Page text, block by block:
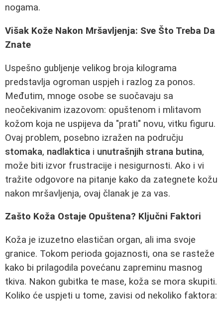
nogama.
Višak Kože Nakon Mršavljenja: Sve Što Treba Da
Znate
Uspešno gubljenje velikog broja kilograma
predstavlja ogroman uspjeh i razlog za ponos.
Međutim, mnoge osobe se suočavaju sa
neočekivanim izazovom: opuštenom i mlitavom
kožom koja ne uspijeva da "prati" novu, vitku figuru.
Ovaj problem, posebno izražen na području
stomaka, nadlaktica i unutrašnjih strana butina,
može biti izvor frustracije i nesigurnosti. Ako i vi
tražite odgovore na pitanje kako da zategnete kožu
nakon mršavljenja, ovaj članak je za vas.
Zašto Koža Ostaje Opuštena? Ključni Faktori
Koža je izuzetno elastičan organ, ali ima svoje
granice. Tokom perioda gojaznosti, ona se rasteže
kako bi prilagodila povećanu zapreminu masnog
tkiva. Nakon gubitka te mase, koža se mora skupiti.
Koliko će uspjeti u tome, zavisi od nekoliko faktora: